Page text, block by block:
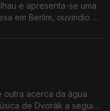
e apresenta-se uma
em Berlim, ouvindio a
acerca da água
de Dvorák a seguir